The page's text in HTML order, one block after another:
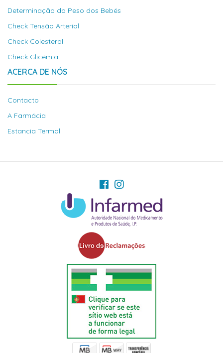
Determinação do Peso dos Bebés
Check Tensão Arterial
Check Colesterol
Check Glicémia
ACERCA DE NÓS
Contacto
A Farmácia
Estancia Termal